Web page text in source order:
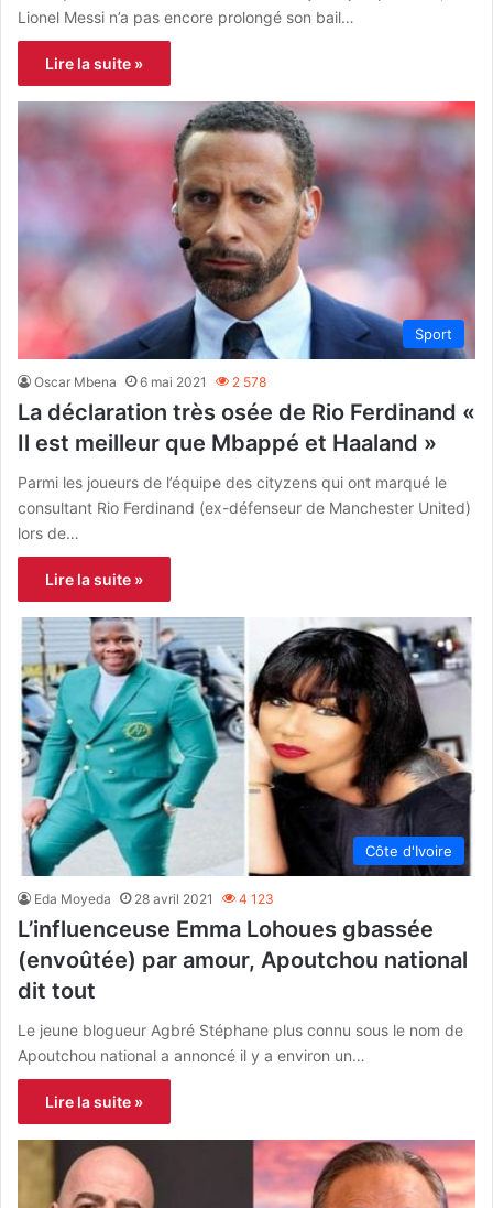
Lionel Messi n’a pas encore prolongé son bail…
Lire la suite »
Sport
Oscar Mbena 6 mai 2021 2 578
La déclaration très osée de Rio Ferdinand «
Il est meilleur que Mbappé et Haaland »
Parmi les joueurs de l’équipe des cityzens qui ont marqué le
consultant Rio Ferdinand (ex-défenseur de Manchester United)
lors de…
Lire la suite »
Côte d'Ivoire
Eda Moyeda 28 avril 2021 4 123
L’influenceuse Emma Lohoues gbassée
(envoûtée) par amour, Apoutchou national
dit tout
Le jeune blogueur Agbré Stéphane plus connu sous le nom de
Apoutchou national a annoncé il y a environ un…
Lire la suite »